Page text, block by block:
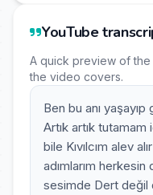
YouTube
A quick preview of
the video covers.
Ben bu anı
Artık artık
bile Kıvılcım alev
adımlarım
sesimde Dert değil